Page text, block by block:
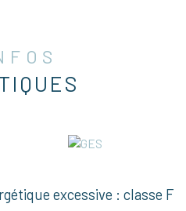
excessive : classe F